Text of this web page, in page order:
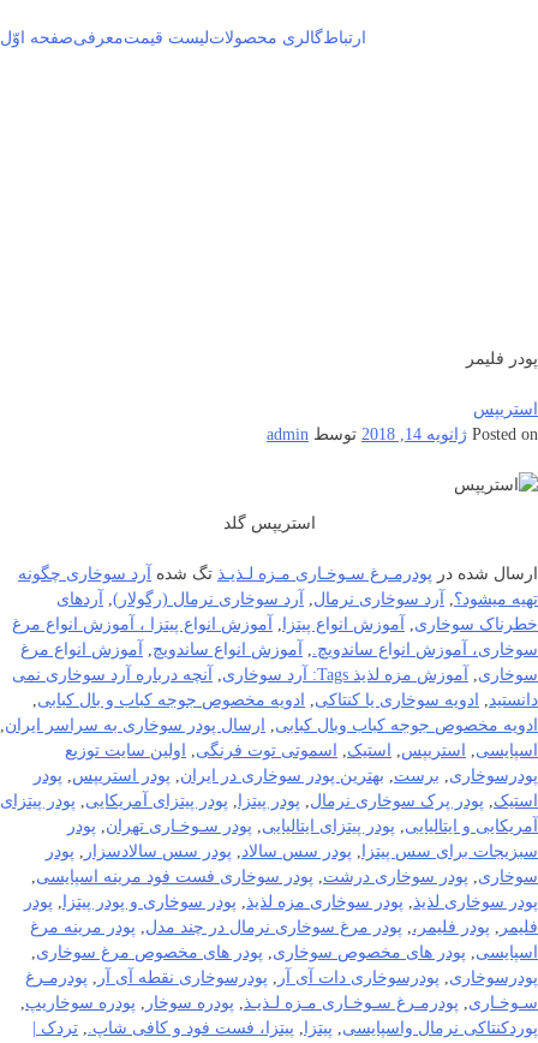
صفحه اوّلمعرفیلیست قیمتگالری محصولاتارتباط
پودر فلیمر
استریپس
Posted on ژانویه 14, 2018 توسط admin
استریپس گلد
ارسال شده در پودرمـرغ سـوخـاری مـزه لـذیـذ تگ شده
آرد سوخاری چگونه
تهیه میشود؟, آرد سوخاری نرمال, آرد سوخاری نرمال (رگولار),
آردهای
خطرناک سوخاری, آموزش انواع پیتزا ,
آموزش انواع پیتزا ، آموزش انواع مرغ
سوخاری، آموزش انواع ساندویچ., آموزش انواع ساندویچ,
آموزش انواع مرغ
سوخاری, آموزش مزه لذیذ Tags: آرد سوخاری ,
آنچه درباره آرد سوخاری نمی
دانستید, ادویه سوخاری یا کنتاکی, ادویه مخصوص جوجه کباب و بال کبابی,
ادویه مخصوص جوجه کباب وبال کبابی, ارسال پودر سوخاری به سراسر ایران,
اسپایسی, استریپس, استیک, اسموتی توت فرنگی,
اولین سایت توزیع
پودرسوخاری, برست, بهترین پودر سوخاری در ایران, پودر استریپس, پودر
استیک, پودر پرک سوخاری نرمال, پودر پیتزا , پودر پیتزای آمریکایی, پودر پیتزای
آمریکایی و ایتالیایی, پودر پیتزای ایتالیایی, پودر سـوخـاری تهران, پودر
سبزیجات برای سس پیتزا , پودر سس سالاد, پودر سس سالادسزار , پودر
سوخاری, پودر سوخاری درشت, پودر سوخاری فست فود مرینه اسپایسی,
پودر سوخاری لذیذ, پودر سوخاری مزه لذیذ, پودر سوخاری و پودر پیتزا , پودر
فلیمر , پودر فلیمر،, پودر مرغ سوخاری نرمال در چند مدل, پودر مرینه مرغ
اسپایسی, پودر های مخصوص سوخاری, پودر های مخصوص مرغ سوخاری,
پودرسوخاری, پودرسوخاری دات آی آر , پودرسوخاری نقطه آی آر , پودرمـرغ
سـوخـاری, پودرمـرغ سـوخـاری مـزه لـذیـذ, پودره سوخار , پودره سوخاریپ,
پوردکنتاکی نرمال واسپایسی, پیتزا , پیتزا، فست فود و کافی شاپ., تردک |